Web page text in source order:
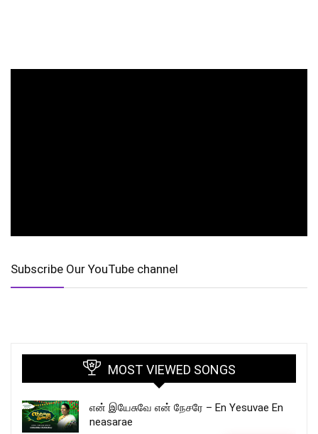
Subscribe Our YouTube channel
MOST VIEWED SONGS
என் இயேசுவே என் நேசரே – En Yesuvae En
neasarae